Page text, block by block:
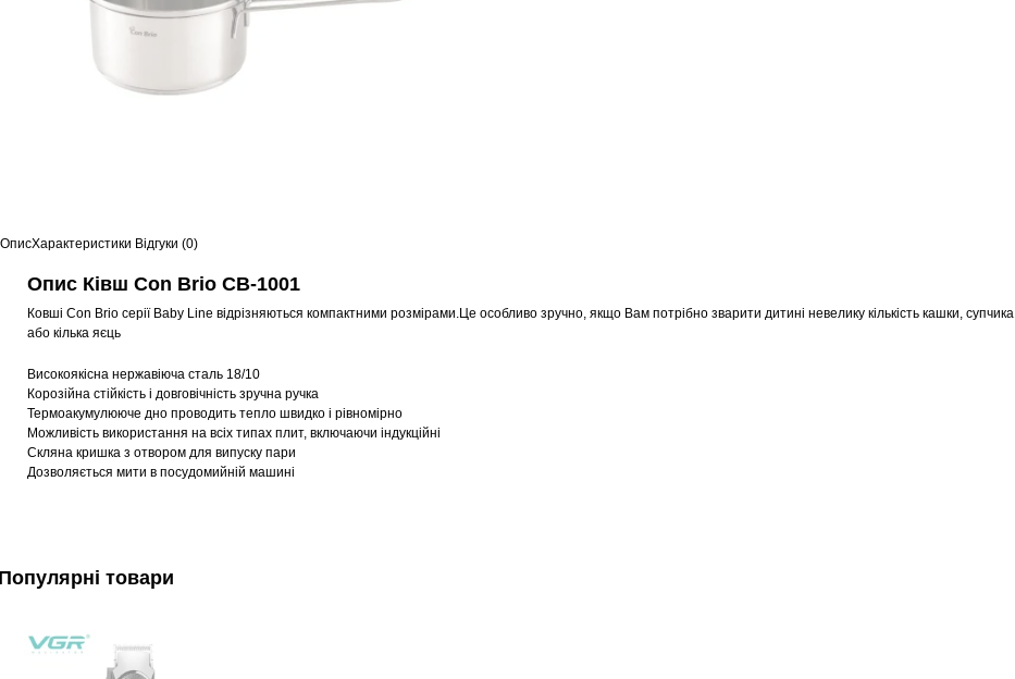
ОписХарактеристики Відгуки (0)
Опис Ківш Con Brio CB-1001
Ковші Con Brio серії Baby Line відрізняються компактними розмірами.Це особливо зручно, якщо Вам потрібно зварити дитині невелику кількість кашки, супчика
або кілька яєць
Високоякісна нержавіюча сталь 18/10
Корозійна стійкість і довговічність зручна ручка
Термоакумулююче дно проводить тепло швидко і рівномірно
Можливість використання на всіх типах плит, включаючи індукційні
Скляна кришка з отвором для випуску пари
Дозволяється мити в посудомийній машині
товари